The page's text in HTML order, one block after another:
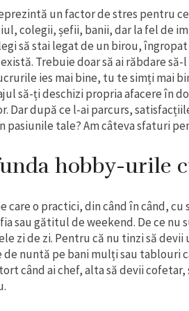
un factor de stres pentru
colegii, șefii, banii, dar la fel de
să stai legat de un birou,
Trebuie doar să ai răbdare să-
ies mai bine, tu te simți mai
să-ți deschizi propria afacere în
Dar după ce l-ai parcurs,
pasiunile tale? Am câteva sfaturi
hobby-urile
o practici, din când în când, cu
sau gătitul de weekend. De ce nu
zi de zi. Pentru că nu tinzi să
nuntă pe bani mulți sau tablouri
când ai chef, alta să devii